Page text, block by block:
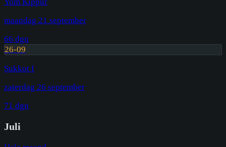
Yom Kippur
maandag 21 september
66 dgn
26-09
Sukkot I
zaterdag 26 september
71 dgn
Juli